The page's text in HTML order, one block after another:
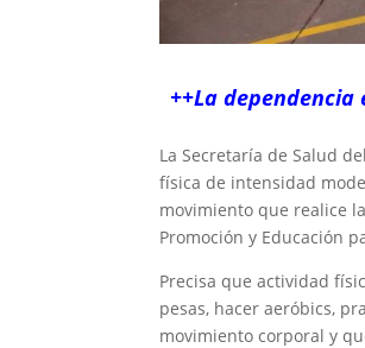
++La
La Secretaría de Salud
física de intensidad
movimiento que realice
Promoción y Educación
Precisa que actividad
pesas, hacer aeróbics,
movimiento corporal y